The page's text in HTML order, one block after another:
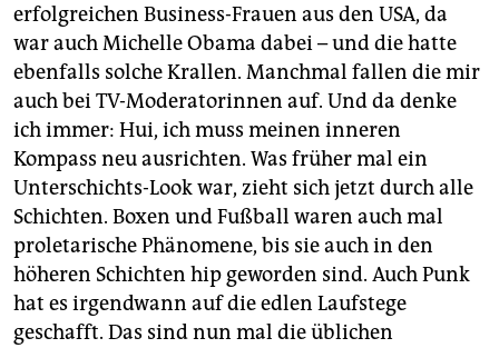
erfolgreichen Business-Frauen aus den USA, da
war auch Michelle Obama dabei – und die hatte
ebenfalls solche Krallen. Manchmal fallen die mir
auch bei TV-Moderatorinnen auf. Und da denke
ich immer: Hui, ich muss meinen inneren
Kompass neu ausrichten. Was früher mal ein
Unterschichts-Look war, zieht sich jetzt durch alle
Schichten. Boxen und Fußball waren auch mal
proletarische Phänomene, bis sie auch in den
höheren Schichten hip geworden sind. Auch Punk
hat es irgendwann auf die edlen Laufstege
geschafft. Das sind nun mal die üblichen